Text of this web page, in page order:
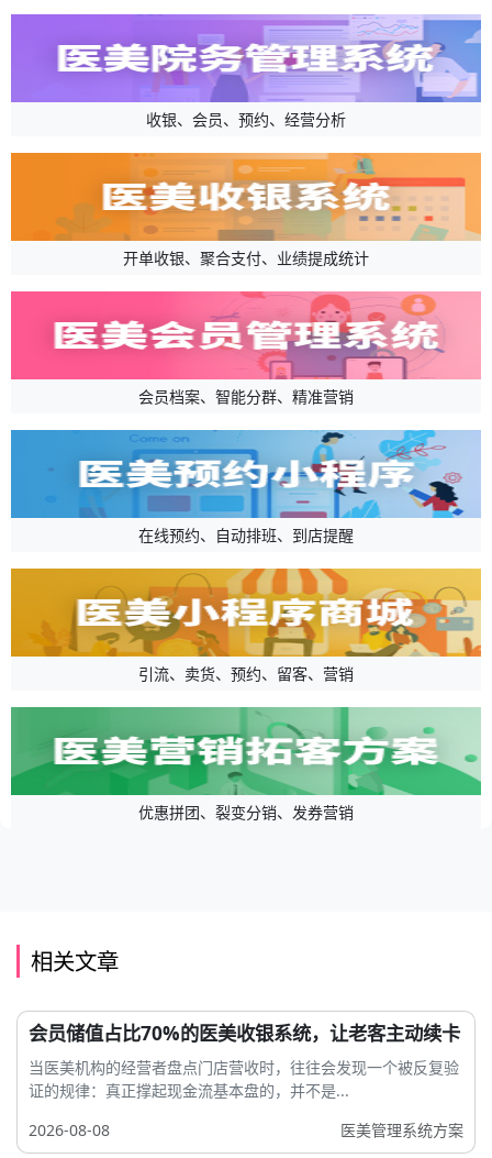
收银、会员、预约、经营分析
开单收银、聚合支付、业绩提成统计
会员档案、智能分群、精准营销
在线预约、自动排班、到店提醒
引流、卖货、预约、留客、营销
优惠拼团、裂变分销、发券营销
相关文章
会员储值占比70%的医美收银系统，让老客主动续卡
当医美机构的经营者盘点门店营收时，往往会发现一个被反复验
证的规律：真正撑起现金流基本盘的，并不是...
2026-08-08
医美管理系统方案